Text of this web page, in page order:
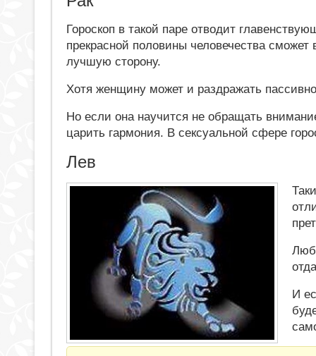
Гороскоп в такой паре отводит
прекрасной половины человечества
лучшую сторону.
Хотя женщину может и раздражать
Но если она научится не обращать
царить гармония. В сексуальной сфере
Лев
И